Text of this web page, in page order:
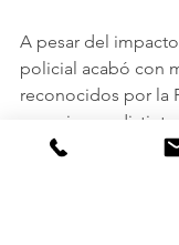
A pesar del
policial acabó con
reconocidos por la
organismos
derechos